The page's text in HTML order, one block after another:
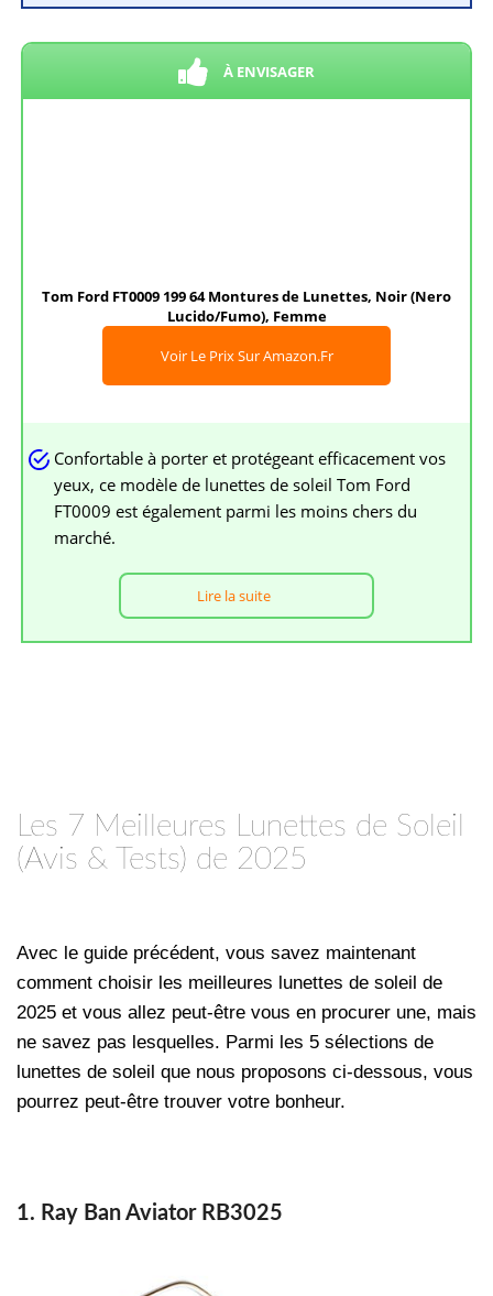
À ENVISAGER
Tom Ford FT0009 199 64 Montures de Lunettes, Noir (Nero
Lucido/Fumo), Femme
Voir Le Prix Sur Amazon.fr
Confortable à porter et protégeant efficacement vos
yeux, ce modèle de lunettes de soleil Tom Ford
FT0009 est également parmi les moins chers du
marché.
Lire la suite
Les 7 Meilleures Lunettes de Soleil
(Avis & Tests) de 2025
Avec le guide précédent, vous savez maintenant
comment choisir les meilleures lunettes de soleil de
2025 et vous allez peut-être vous en procurer une, mais
ne savez pas lesquelles. Parmi les 5 sélections de
lunettes de soleil que nous proposons ci-dessous, vous
pourrez peut-être trouver votre bonheur.
1. Ray Ban Aviator RB3025